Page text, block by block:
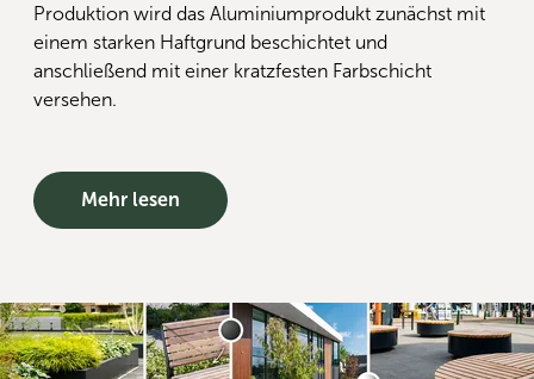
Produktion wird das Aluminiumprodukt zunächst mit
einem starken Haftgrund beschichtet und
anschließend mit einer kratzfesten Farbschicht
versehen.
Mehr lesen